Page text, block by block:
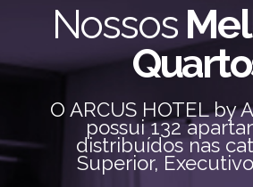
Nossos
O ARCUS HOTEL by
possui 132
distribuídos nas
Superior,